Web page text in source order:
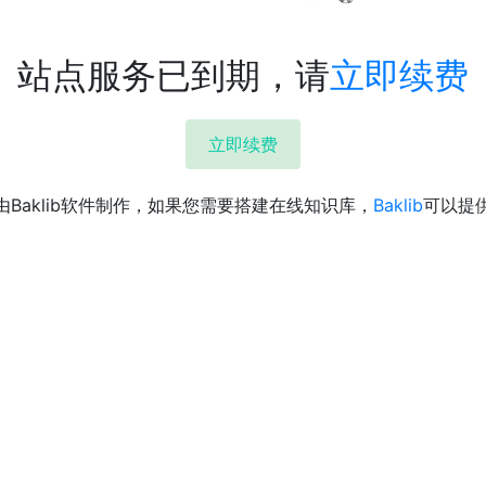
站点服务已到期，请立即续费
立即续费
Baklib软件制作，如果您需要搭建在线知识库， Baklib可以提